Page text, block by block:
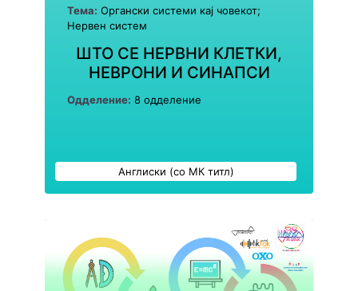
Тема: Органски системи кај човекот;
Нервен систем
ШТО СЕ НЕРВНИ КЛЕТКИ,
НЕВРОНИ И СИНАПСИ
Одделение: 8 одделение
Англиски (со МК титл)